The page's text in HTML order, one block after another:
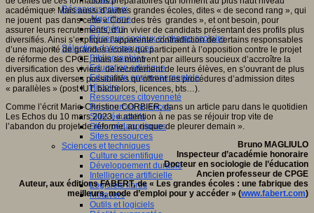
Réseaux sociaux
Algorithme
Données
Réseaux sociaux et champ scolaire
Sélection de ressources
Bibliographies
Education artistique
Education environnementale
Histoire
Ressources citoyenneté
Ressources sciences
Sites éducatifs
Sites pédagogiques
Sites ressources
Sciences et techniques
Culture scientifique
Développement durable
Intelligence artificielle
Logiciels libres
Métavers
Outils et logiciels
académique. Mais aussi d’autres grandes écoles, dites « de second rang », qui
ne jouent pas dans cette « Cour des très grandes », et ont besoin, pour
assurer leurs recrutements, d’un vivier de candidats présentant des profils plus
diversifiés. Ainsi s’explique l’apparente contradiction de certains responsables
d’une majorité de grandes écoles qui participent à l’opposition contre le projet
de réforme des CPGE, mais se montrent par ailleurs soucieux d’accroître la
diversification des viviers de recrutement de leurs élèves, en s’ouvrant de plus
en plus aux diverses possibilités qu’offrent les procédures d’admission dites
« parallèles » (post IUT, bachelors, licences, bts…).
Comme l’écrit Marie-Christine CORBIER, dans un article paru dans le quotidien
Les Echos du 10 mars 2023, « attention à ne pas se réjouir trop vite de
l’abandon du projet de réforme, au risque de pleurer demain ».
Bruno MAGLIULO
Inspecteur d’académie honoraire
Docteur en sociologie de l’éducation
Ancien professeur de CPGE
Auteur, aux éditions FABERT, de « Les grandes écoles : une fabrique des
meilleurs, mode d’emploi pour y accéder » (www.fabert.com)